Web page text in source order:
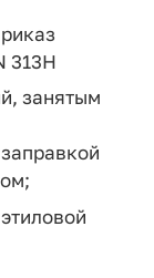
313Н
занятым